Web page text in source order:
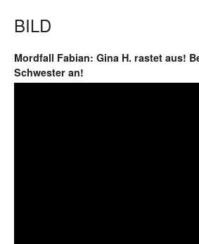
BILD
Mordfall Fabian: Gina H. rastet aus!
Schwester an!